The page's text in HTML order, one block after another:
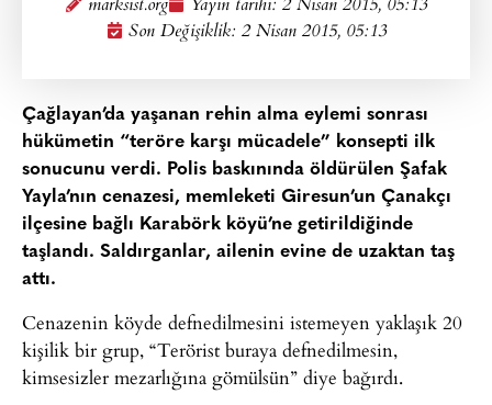
marksist.org Yayın tarihi: 2 Nisan 2015, 05:13
Son Değişiklik: 2 Nisan 2015, 05:13
Çağlayan’da yaşanan rehin alma eylemi sonrası
hükümetin “teröre karşı mücadele” konsepti ilk
sonucunu verdi. Polis baskınında öldürülen Şafak
Yayla’nın cenazesi, memleketi Giresun’un Çanakçı
ilçesine bağlı Karabörk köyü’ne getirildiğinde
taşlandı. Saldırganlar, ailenin evine de uzaktan taş
attı.
Cenazenin köyde defnedilmesini istemeyen yaklaşık 20
kişilik bir grup, “Terörist buraya defnedilmesin,
kimsesizler mezarlığına gömülsün” diye bağırdı.